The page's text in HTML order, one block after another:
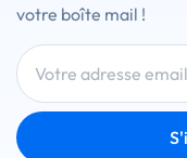
votre boîte mail !